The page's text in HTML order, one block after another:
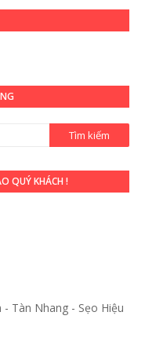
QUÝ KHÁCH !
Tàn Nhang - Sẹo Hiệu